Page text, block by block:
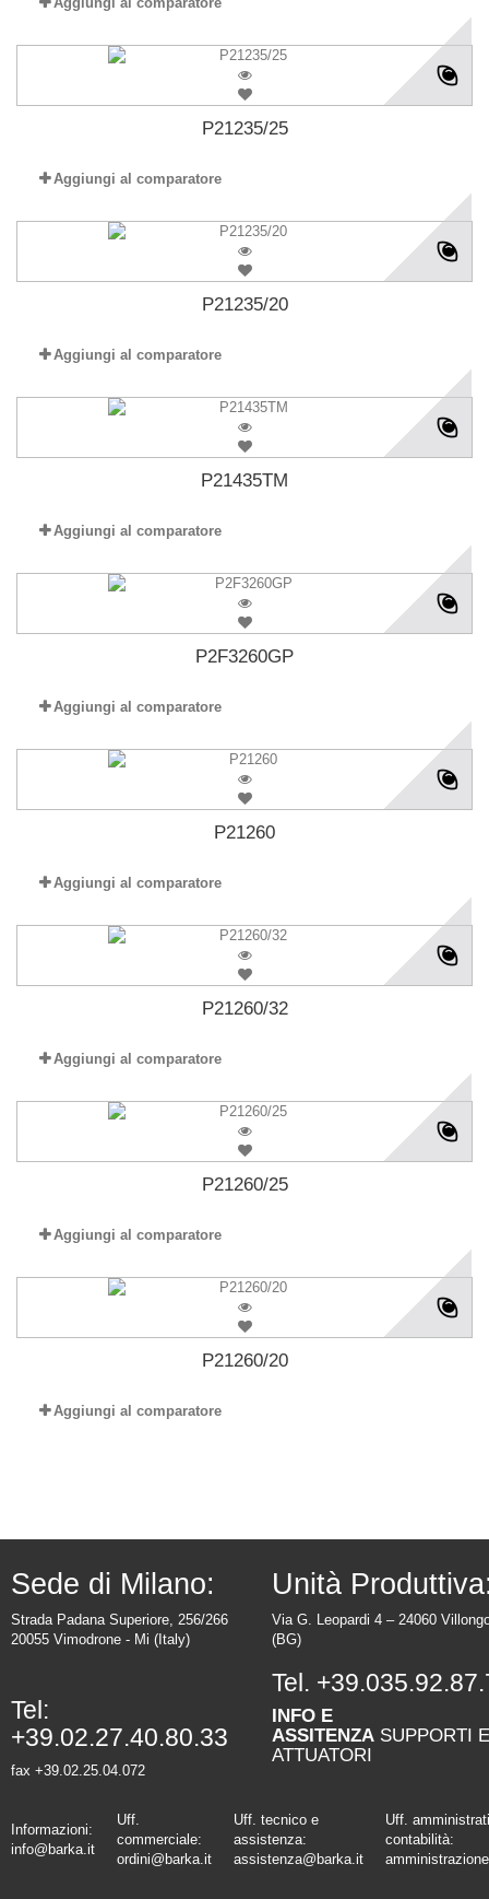
P21235/25
Aggiungi al comparatore
P21235/20
Aggiungi al comparatore
P21435TM
Aggiungi al comparatore
P2F3260GP
Aggiungi al comparatore
P21260
Aggiungi al comparatore
P21260/32
Aggiungi al comparatore
P21260/25
Aggiungi al comparatore
P21260/20
Aggiungi al comparatore
Sede di Milano:
Strada Padana Superiore, 256/266
20055 Vimodrone - Mi (Italy)
Tel:
+39.02.27.40.80.33
fax +39.02.25.04.072
Unità
Via G. Leopardi 4 – 24060
(BG)
Tel.
INFO E
ASSITENZA SUPPORTI E
ATTUATORI
Informazioni:
info@barka.it
Uff.
commerciale:
ordini@barka.it
Uff. tecnico e
assistenza:
assistenza@barka.it
Uff.
contabilità: